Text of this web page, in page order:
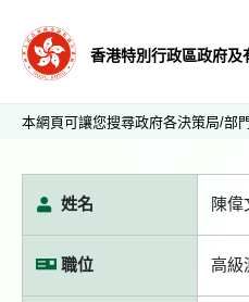
香港特別行政區政府及
本網頁可讓您搜尋政府各決策局/部
姓名 陳偉
職位 高級